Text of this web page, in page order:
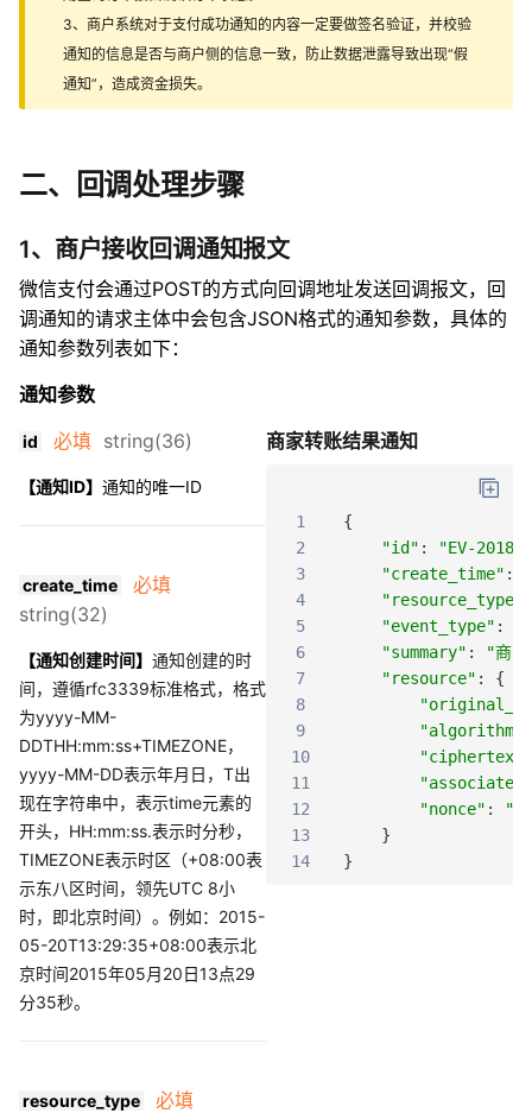
3、商户系统对于支付成功通知的内容一定要做签名验证，并校验
通知的信息是否与商户侧的信息一致，防止数据泄露导致出现“假
通知”，造成资金损失。
二、回调处理步骤
1、商户接收回调通知报文
微信支付会通过POST的方式向回调地址发送回调报文，回
调通知的请求主体中会包含JSON格式的通知参数，具体的
通知参数列表如下：
通知参数
id 必填 string(36)
【通知ID】 通知的唯一ID
create_time
必填
string(32)
【通知创建时间】 通知创建的时
间，遵循rfc3339标准格式，格式
为yyyy-MM-
DDTHH:mm:ss+TIMEZONE，
yyyy-MM-DD表示年月日，T出
现在字符串中，表示time元素的
开头，HH:mm:ss.表示时分秒，
TIMEZONE表示时区（+08:00表
示东八区时间，领先UTC 8小
时，即北京时间）。例如：2015-
05-20T13:29:35+08:00表示北
京时间2015年05月20日13点29
分35秒。
resource_type
必填
商家转账结果通知
1
{
2
"id" :
"EV-
3
"create_time" :
4
"resource_type"
5
"event_type" :
6
"summary" :
"商家
7
"resource" :
{
8
9
"algorithm"
10
"ciphertext"
11
12
"nonce" :
13
}
14
}